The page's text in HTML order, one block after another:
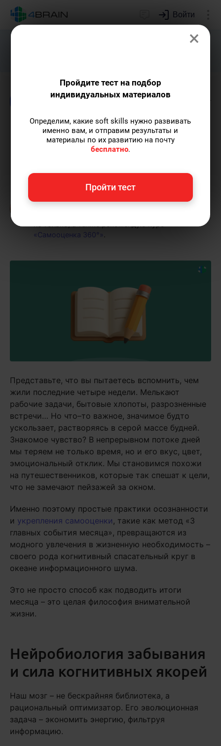
Войти
Подарим индивидуальный план
Финансы и деньги
Метод «3 главных события
месяца»
— контент-археолог, автор-
популяризатор экспертных знаний,
выпускница Исторического факультета МГУ.
«Самооценка 360°»
Представьте, что вы пытаетесь вспомнить, чем
жили последние четыре недели. Мелькают
рабочие задачи, бытовые хлопоты, разрозненные
встречи… Но что–то важное, значимое будто
ускользает, растворяясь в серой массе будней.
Знакомое чувство? В непрерывном потоке дней
мы теряем не только время, но и его вкус, цвет,
эмоциональный отклик. Мы становимся похожи
на путешественников, которые так спешат к цели,
что не замечают пейзажей за окном.
Именно поэтому простые практики осознанности
и укрепления самооценки , такие как метод «3
главных события месяца», превращаются из
модного увлечения в жизненную необходимость –
своего рода когнитивный спасательный круг в
океане информационного шума.
Это не просто способ как подводить итоги
месяца – это целая философия внимательной
жизни.
Нейробиология забывания
и сила когнитивных якорей
Наш мозг – не бескрайняя библиотека, а
рациональный оптимизатор. Его эволюционная
задача – экономить энергию, фильтруя
информацию.
×
Пройдите тест на подбор
индивидуальных материалов
Определим, какие soft skills нужно развивать
именно вам, и отправим результаты и
материалы по их развитию на почту
бесплатно.
Пройти тест